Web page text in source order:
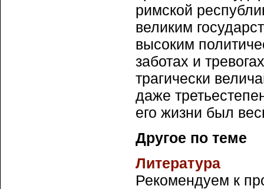
римской
великим
высоким
заботах и
трагически
даже
его жизни был
Другое по теме
Литература
Рекомендуем к